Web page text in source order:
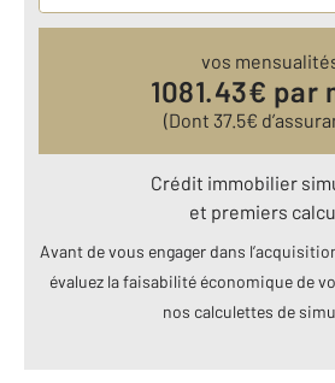
vos
1081.43€ par
(Dont 37.5€
Crédit immobilier
et premiers
Avant de vous engager dans
évaluez la faisabilité économique de
nos calculettes de